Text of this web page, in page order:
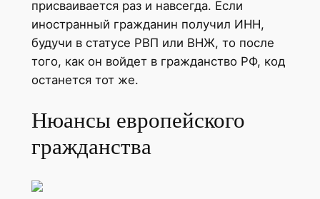
присваивается раз и навсегда. Если
иностранный гражданин получил ИНН,
будучи в статусе РВП или ВНЖ, то после
того, как он войдет в гражданство РФ, код
останется тот же.
Нюансы европейского
гражданства